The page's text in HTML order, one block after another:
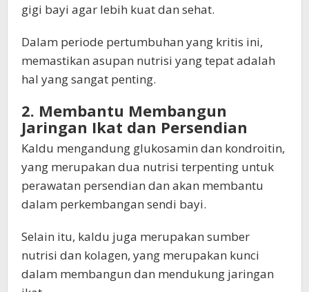
gigi bayi agar lebih kuat dan sehat.
Dalam periode pertumbuhan yang kritis ini,
memastikan asupan nutrisi yang tepat adalah
hal yang sangat penting.
2. Membantu Membangun
Jaringan Ikat dan Persendian
Kaldu mengandung glukosamin dan kondroitin,
yang merupakan dua nutrisi terpenting untuk
perawatan persendian dan akan membantu
dalam perkembangan sendi bayi.
Selain itu, kaldu juga merupakan sumber
nutrisi dan kolagen, yang merupakan kunci
dalam membangun dan mendukung jaringan